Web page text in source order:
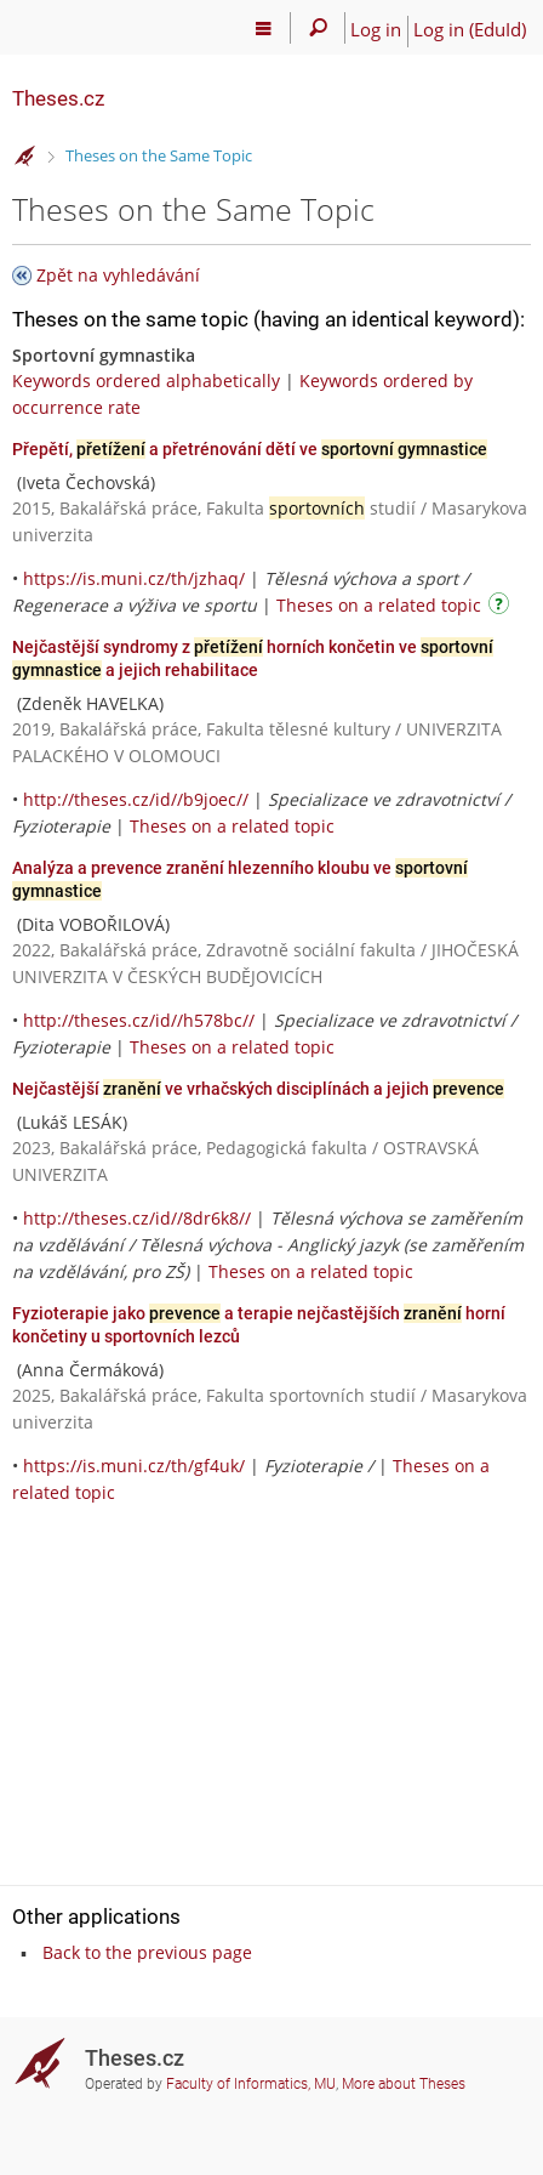
Log in Log in (EduId)
Theses.cz
>
Theses on the Same Topic
Theses on the Same Topic
Zpět na vyhledávání
Theses on the same topic (having an identical keyword):
Sportovní gymnastika
Keywords ordered alphabetically | Keywords ordered by
occurrence rate
Přepětí,přetíženía přetrénování dětí ve sportovní gymnastice
(Iveta Čechovská)
2015, Bakalářská práce, Fakulta sportovních studií / Masarykova
univerzita
• https://is.muni.cz/th/jzhaq/ | Tělesná výchova a sport /
Regenerace a výživa ve sportu | Theses on a related topic
Nejčastější syndromy zpřetíženíhorních končetin ve sportovní
gymnastice a jejich rehabilitace
(Zdeněk HAVELKA)
2019, Bakalářská práce, Fakulta tělesné kultury / UNIVERZITA
PALACKÉHO V OLOMOUCI
• http://theses.cz/id//b9joec// | Specializace ve zdravotnictví /
Fyzioterapie| Theses on a related topic
Analýza a prevence zranění hlezenního kloubu ve sportovní
gymnastice
(Dita VOBOŘILOVÁ)
2022, Bakalářská práce, Zdravotně sociální fakulta / JIHOČESKÁ
UNIVERZITA V ČESKÝCH BUDĚJOVICÍCH
• http://theses.cz/id//h578bc// | Specializace ve zdravotnictví /
Fyzioterapie| Theses on a related topic
Nejčastějšízraněníve vrhačských disciplínách a jejich prevence
(Lukáš LESÁK)
2023, Bakalářská práce, Pedagogická fakulta / OSTRAVSKÁ
UNIVERZITA
• http://theses.cz/id//8dr6k8// | Tělesná výchova se zaměřením
na vzdělávání / Tělesná výchova - Anglický jazyk (se zaměřením
na vzdělávání, pro ZŠ)| Theses on a related topic
Fyzioterapie jakoprevence a terapie nejčastějších zraněníhorní
končetiny u sportovních lezců
(Anna Čermáková)
2025, Bakalářská práce, Fakulta sportovních studií / Masarykova
univerzita
• https://is.muni.cz/th/gf4uk/ | Fyzioterapie / | Theses on a
related topic
Other applications
Back to the previous page
Theses.cz
Operated by Faculty of Informatics, MU, More about Theses